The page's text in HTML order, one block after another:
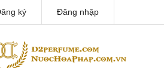
ký Đăng nhập